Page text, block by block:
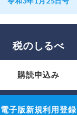
税のしるべ
購読申込み
電子版新規利用登録